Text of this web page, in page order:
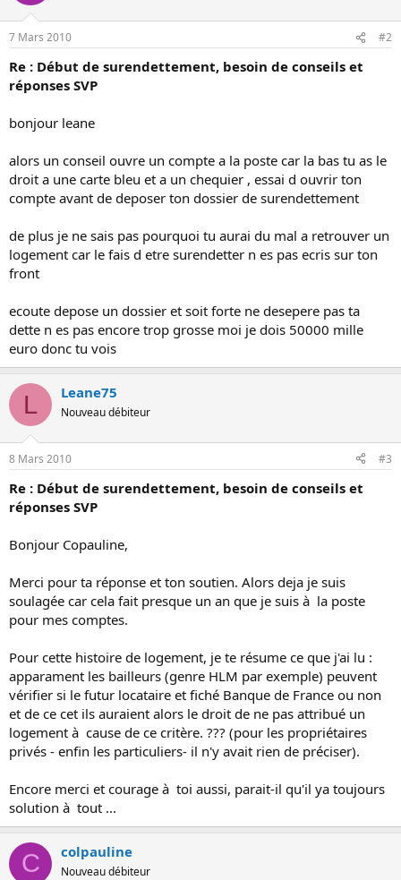
7 Mars 2010 #2
Re : Début de surendettement, besoin de conseils et
réponses SVP
bonjour leane
alors un conseil ouvre un compte a la poste car la bas tu as le
droit a une carte bleu et a un chequier , essai d ouvrir ton
compte avant de deposer ton dossier de surendettement
de plus je ne sais pas pourquoi tu aurai du mal a retrouver un
logement car le fais d etre surendetter n es pas ecris sur ton
front
ecoute depose un dossier et soit forte ne desepere pas ta
dette n es pas encore trop grosse moi je dois 50000 mille
euro donc tu vois
L Leane75
Nouveau débiteur
8 Mars 2010 #3
Re : Début de surendettement, besoin de conseils et
réponses SVP
Bonjour Copauline,
Merci pour ta réponse et ton soutien. Alors deja je suis
soulagée car cela fait presque un an que je suis à la poste
pour mes comptes.
Pour cette histoire de logement, je te résume ce que j'ai lu :
apparament les bailleurs (genre HLM par exemple) peuvent
vérifier si le futur locataire et fiché Banque de France ou non
et de ce cet ils auraient alors le droit de ne pas attribué un
logement à cause de ce critère. ??? (pour les propriétaires
privés - enfin les particuliers- il n'y avait rien de préciser).
Encore merci et courage à toi aussi, parait-il qu'il ya toujours
solution à tout ...
C colpauline
Nouveau débiteur